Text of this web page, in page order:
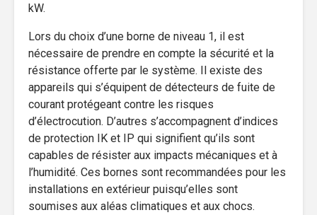
kW.
Lors du choix d’une borne de niveau 1, il est
nécessaire de prendre en compte la sécurité et la
résistance offerte par le système. Il existe des
appareils qui s’équipent de détecteurs de fuite de
courant protégeant contre les risques
d’électrocution. D’autres s’accompagnent d’indices
de protection IK et IP qui signifient qu’ils sont
capables de résister aux impacts mécaniques et à
l’humidité. Ces bornes sont recommandées pour les
installations en extérieur puisqu’elles sont
soumises aux aléas climatiques et aux chocs.